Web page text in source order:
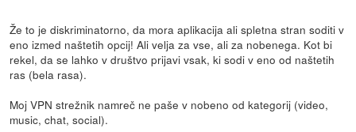
Že to je diskriminatorno, da mora aplikacija ali spletna stran soditi v
eno izmed naštetih opcij! Ali velja za vse, ali za nobenega. Kot bi
rekel, da se lahko v društvo prijavi vsak, ki sodi v eno od naštetih
ras (bela rasa).
Moj VPN strežnik namreč ne paše v nobeno od kategorij (video,
music, chat, social).